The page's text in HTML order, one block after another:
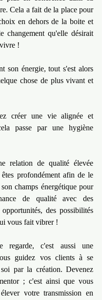
Cela a fait de la place pour
en dehors de la boite et
changement qu'elle désirait
!
son énergie, tout s'est alors
chose de plus vivant et
créer une vie alignée et
passe par une hygiène
relation de qualité élevée
profondément afin de le
champs énergétique pour
de qualité avec des
des possibilités
vous fait vibrer !
regarde, c'est aussi une
guidez vos clients à se
par la création. Devenez
; c'est ainsi que vous
votre transmission en